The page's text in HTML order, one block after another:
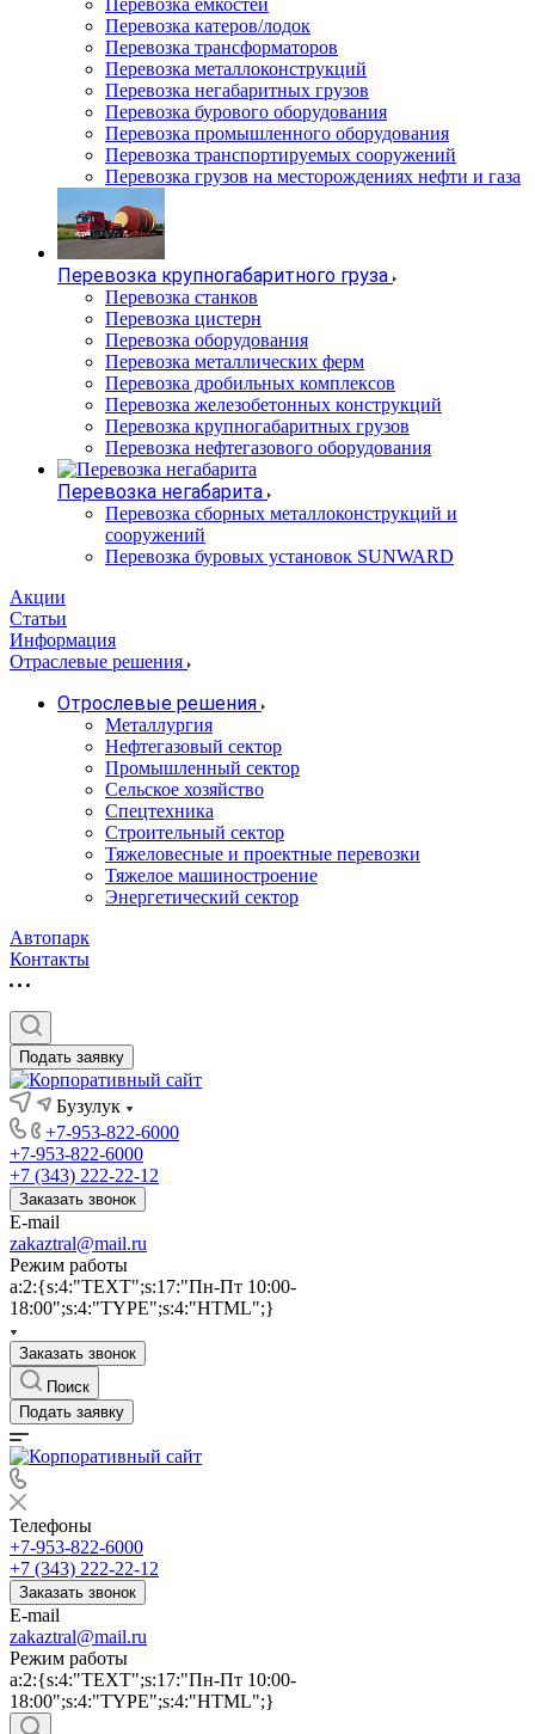
Перевозка емкостей
Перевозка катеров/лодок
Перевозка трансформаторов
Перевозка металлоконструкций
Перевозка негабаритных грузов
Перевозка бурового оборудования
Перевозка промышленного оборудования
Перевозка транспортируемых сооружений
Перевозка грузов на месторождениях нефти и газа
Перевозка крупногабаритного груза
Перевозка станков
Перевозка цистерн
Перевозка оборудования
Перевозка металлических ферм
Перевозка дробильных комплексов
Перевозка железобетонных конструкций
Перевозка крупногабаритных грузов
Перевозка нефтегазового оборудования
Перевозка негабарита
Перевозка сборных металлоконструкций и
сооружений
Перевозка буровых установок SUNWARD
Акции
Статьи
Информация
Отраслевые решения
Отрослевые решения
Металлургия
Нефтегазовый сектор
Промышленный сектор
Сельское хозяйство
Спецтехника
Строительный сектор
Тяжеловесные и проектные перевозки
Тяжелое машиностроение
Энергетический сектор
Автопарк
Контакты
Подать заявку
Бузулук
+7-953-822-6000
+7-953-822-6000
+7 (343) 222-22-12
Заказать звонок
E-mail
zakaztral@mail.ru
Режим работы
a:2:{s:4:"TEXT";s:17:"Пн-Пт 10:00-
18:00";s:4:"TYPE";s:4:"HTML";}
Заказать звонок
Поиск
Подать заявку
Телефоны
+7-953-822-6000
+7 (343) 222-22-12
Заказать звонок
E-mail
zakaztral@mail.ru
Режим работы
a:2:{s:4:"TEXT";s:17:"Пн-Пт 10:00-
18:00";s:4:"TYPE";s:4:"HTML";}